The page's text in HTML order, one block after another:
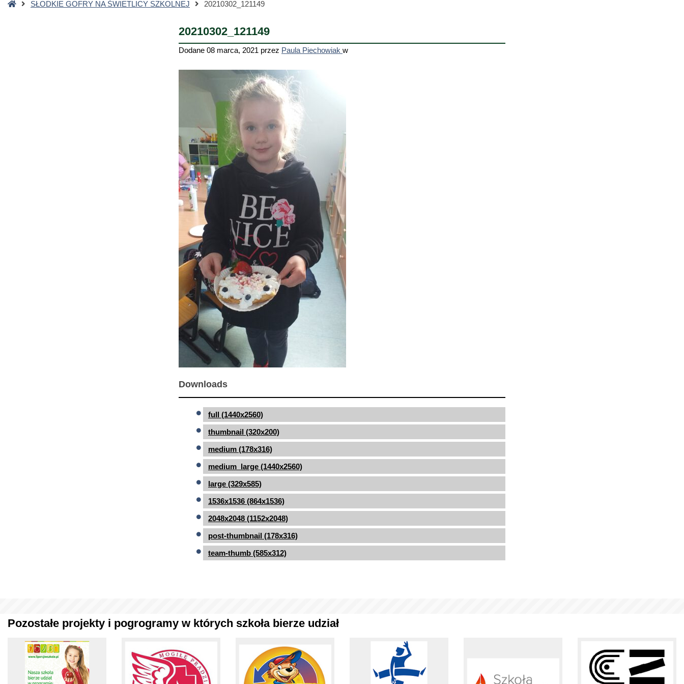
StronaSŁODKIE GOFRY NA ŚWIETLICY SZKOLNEJ 20210302_121149
20210302_121149
Dodane 08 marca, 2021 przez Paula Piechowiak w
Downloads
full (1440x2560)
thumbnail (320x200)
medium (178x316)
medium_large (1440x2560)
large (329x585)
1536x1536 (864x1536)
2048x2048 (1152x2048)
post-thumbnail (178x316)
team-thumb (585x312)
Pozostałe projekty i pogrogramy w których szkoła bierze udział